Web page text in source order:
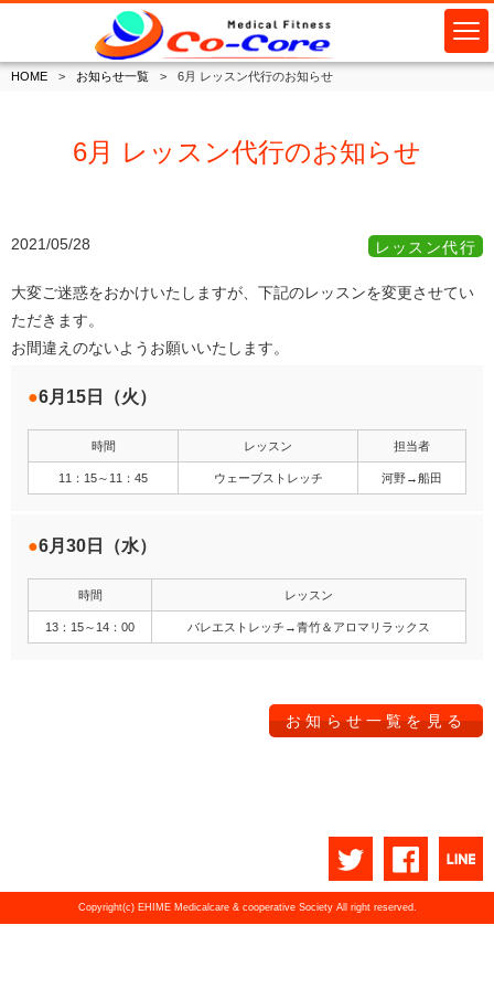
HOME お知らせ一覧 6月 レッスン代行のお知らせ
6月 レッスン代行のお知らせ
2021/05/28 レッスン代行
大変ご迷惑をおかけいたしますが、下記のレッスンを変更させてい
ただきます。
お間違えのないようお願いいたします。
6月15日（火）
時間 レッスン 担当者
11：15～11：45 ウェーブストレッチ 河野→船田
6月30日（水）
時間 レッスン
13：15～14：00 バレエストレッチ→青竹＆アロマリラックス
お知らせ一覧を見る
Copyright(c) EHIME Medicalcare & cooperative Society All right reserved.